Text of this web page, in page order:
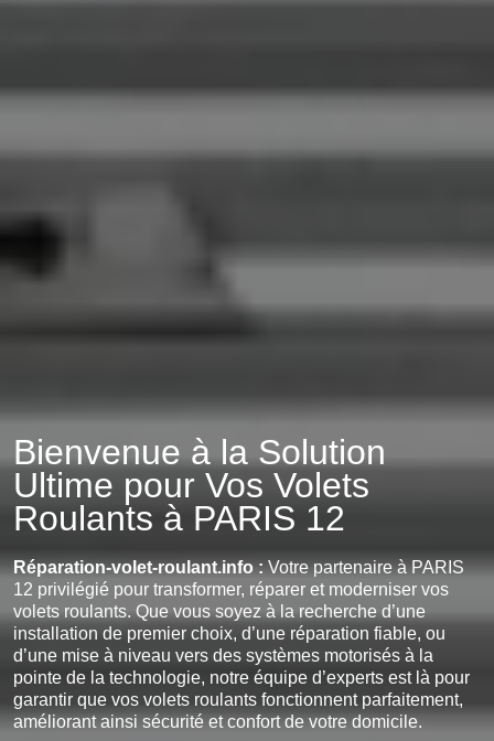
Bienvenue à la Solution
Ultime pour Vos Volets
Roulants à PARIS 12
Réparation-volet-roulant.info :Votre partenaire à PARIS
12 privilégié pour transformer, réparer et moderniser vos
volets roulants. Que vous soyez à la recherche d’une
installation de premier choix, d’une réparation fiable, ou
d’une mise à niveau vers des systèmes motorisés à la
pointe de la technologie, notre équipe d’experts est là pour
garantir que vos volets roulants fonctionnent parfaitement,
améliorant ainsi sécurité et confort de votre domicile.